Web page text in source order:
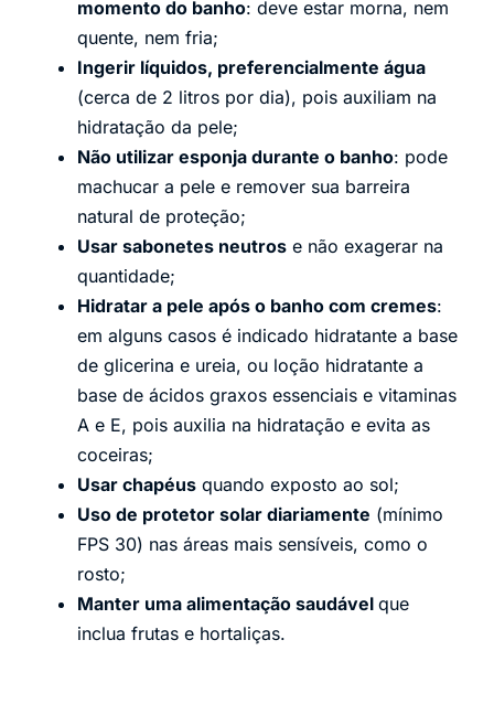
momento do banho: deve estar morna, nem
quente, nem fria;
Ingerir líquidos, preferencialmente água
(cerca de 2 litros por dia), pois auxiliam na
hidratação da pele;
Não utilizar esponja durante o banho: pode
machucar a pele e remover sua barreira
natural de proteção;
Usar sabonetes neutros e não exagerar na
quantidade;
Hidratar a pele após o banho com cremes:
em alguns casos é indicado hidratante a base
de glicerina e ureia, ou loção hidratante a
base de ácidos graxos essenciais e vitaminas
A e E, pois auxilia na hidratação e evita as
coceiras;
Usar chapéus quando exposto ao sol;
Uso de protetor solar diariamente (mínimo
FPS 30) nas áreas mais sensíveis, como o
rosto;
Manter uma alimentação saudável que
inclua frutas e hortaliças.